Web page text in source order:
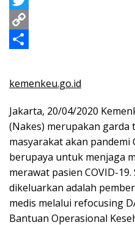
o
o
e
n
e
t
s
p
n
e
m
a
l
T
w
t
e
r
C
p
L
i
n
k
h
r
e
kemenkeu.go.id
Jakarta, 20/04/2020
(Nakes) merupakan garda
masyarakat akan pandemi
berupaya untuk menjaga
merawat pasien COVID-
dikeluarkan adalah
medis melalui refocusing
Bantuan Operasional